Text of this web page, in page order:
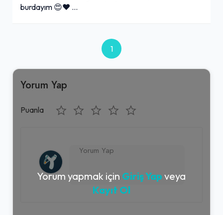
burdayım 😍❤ …
1
Yorum Yap
Puanla
Yorum yapmak için Giriş Yap veya
Kayıt Ol